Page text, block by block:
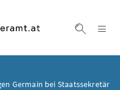
Germain bei Staatssekretär